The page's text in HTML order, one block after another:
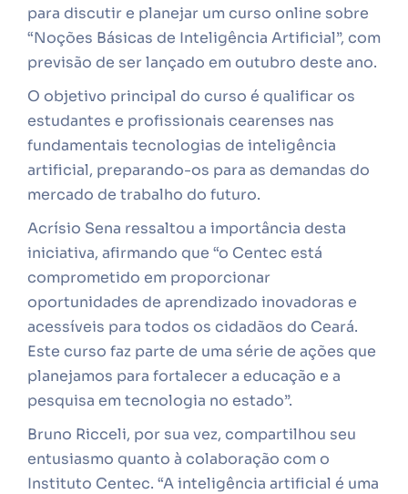
para discutir e planejar um curso online sobre
“Noções Básicas de Inteligência Artificial”, com
previsão de ser lançado em outubro deste ano.
O objetivo principal do curso é qualificar os
estudantes e profissionais cearenses nas
fundamentais tecnologias de inteligência
artificial, preparando-os para as demandas do
mercado de trabalho do futuro.
Acrísio Sena ressaltou a importância desta
iniciativa, afirmando que “o Centec está
comprometido em proporcionar
oportunidades de aprendizado inovadoras e
acessíveis para todos os cidadãos do Ceará.
Este curso faz parte de uma série de ações que
planejamos para fortalecer a educação e a
pesquisa em tecnologia no estado”.
Bruno Ricceli, por sua vez, compartilhou seu
entusiasmo quanto à colaboração com o
Instituto Centec. “A inteligência artificial é uma